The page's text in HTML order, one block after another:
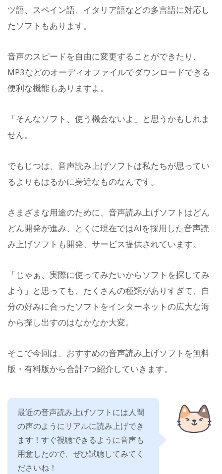
ツ語、スペイン語、イタリア語などの多言語に対応し
たソフトもあります。
音声のスピードを自由に変更することができたり、
MP3などのオーディオファイルでダウンロードできる
便利な機能もありますよ。
「そんなソフト、使う機会ないよ」と思うかもしれま
せん。
でもじつは、音声読み上げソフトは私たちが思ってい
るよりもはるかに身近なものなんです。
さまざまな用途のために、音声読み上げソフトはどん
どん開発が進み、とくに現在ではAIを採用した音声読
み上げソフトも開発、サービス提供されています。
「じゃぁ、実際に使ってみたいからソフトを探してみ
よう」と思っても、たくさんの種類がありすぎて、自
分の好みに合ったソフトをインターネットの広大な海
から探し出すのはなかなか大変。
そこで今回は、おすすめの音声読み上げソフトを無料
版・有料版から合計7つ紹介していきます。
最近の音声読み上げソフトには人間
の声のようにリアルに読み上げでき
ます！すぐ視聴できるように音声も
用意したので、ぜひ試聴してみてく
ださいね！